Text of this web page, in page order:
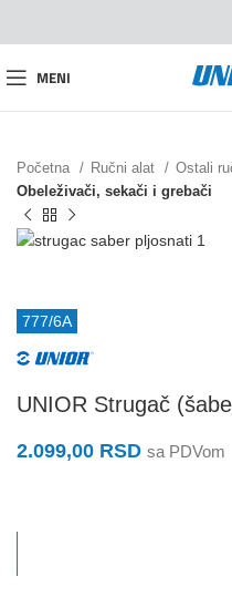
MENI
Početna Ručni alat
Ostali
Obeleživači, sekači i grebači
777/6A
UNIOR Strugač
2.099,00 RSD sa PDVom